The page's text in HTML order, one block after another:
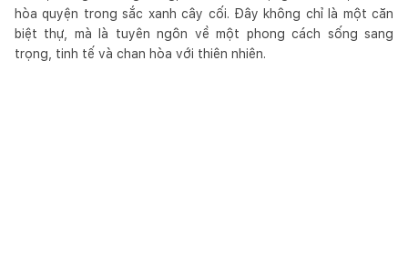
hòa quyện trong sắc xanh cây cối. Đây không chỉ là một căn
biệt thự, mà là tuyên ngôn về một phong cách sống sang
trọng, tinh tế và chan hòa với thiên nhiên.